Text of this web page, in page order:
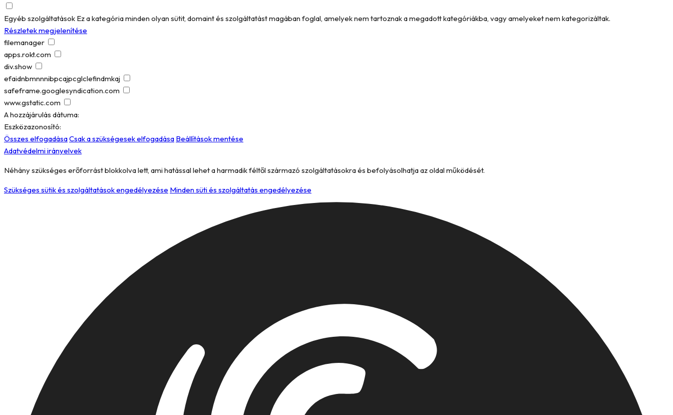
Egyéb szolgáltatások Ez a kategória minden olyan sütit, domaint és szolgáltatást magában foglal, amelyek nem tartoznak a megadott kategóriákba, vagy amelyeket nem kategorizáltak.
Részletek megjelenítése
filemanager
apps.rokt.com
div.show
efaidnbmnnnibpcajpcglclefindmkaj
safeframe.googlesyndication.com
www.gstatic.com
A hozzájárulás dátuma:
Eszközazonosító:
Összes elfogadásaCsak a szükségesek elfogadása Beállítások mentése
Adatvédelmi irányelvek
Néhány szükséges erőforrást blokkolva lett, ami hatással lehet a harmadik féltől származó szolgáltatásokra és befolyásolhatja az oldal működését.
Szükséges sütik és szolgáltatások engedélyezése Minden süti és szolgáltatás engedélyezése